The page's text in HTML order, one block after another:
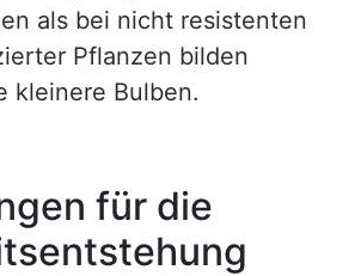
als bei nicht resistenten
Pflanzen bilden
kleinere Bulben.
für die